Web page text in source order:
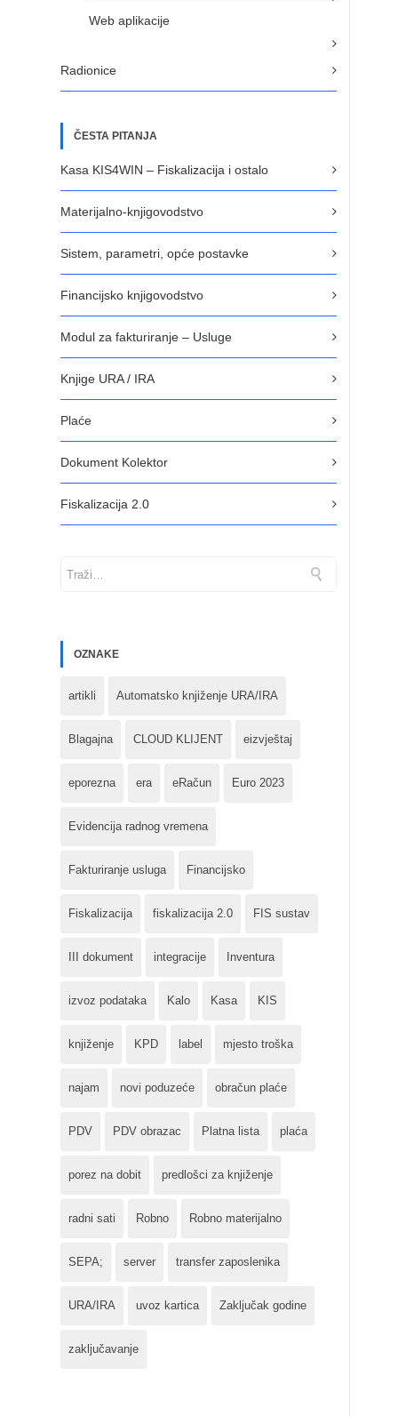
Web aplikacije
Radionice
ČESTA PITANJA
Kasa KIS4WIN – Fiskalizacija i ostalo
Materijalno-knjigovodstvo
Sistem, parametri, opće postavke
Financijsko knjigovodstvo
Modul za fakturiranje – Usluge
Knjige URA / IRA
Plaće
Dokument Kolektor
Fiskalizacija 2.0
OZNAKE
artikli Automatsko knjiženje URA/IRA
Blagajna CLOUD KLIJENT eizvještaj
eporezna era eRačun Euro 2023
Evidencija radnog vremena
Fakturiranje usluga Financijsko
Fiskalizacija fiskalizacija 2.0 FIS sustav
III dokument integracije Inventura
izvoz podataka Kalo Kasa KIS
knjiženje KPD label mjesto troška
najam novi poduzeće obračun plaće
PDV PDV obrazac Platna lista plaća
porez na dobit predlošci za knjiženje
radni sati Robno Robno materijalno
SEPA; server transfer zaposlenika
URA/IRA uvoz kartica Zaključak godine
zaključavanje